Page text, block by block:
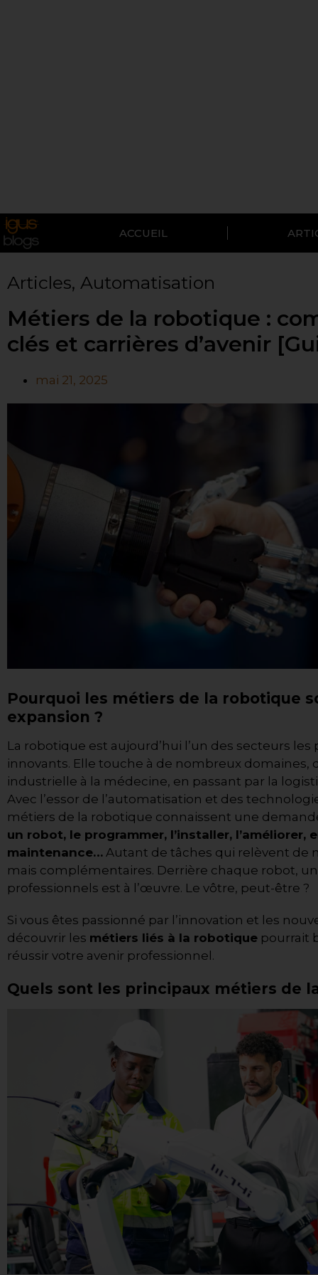
ACCUEIL
Articles, Automatisation
Métiers de la robotique :
clés et carrières d’avenir
mai 21, 2025
Pourquoi les métiers de la robotique
expansion ?
La robotique est aujourd’hui l’un des secteurs
innovants. Elle touche à de nombreux domaines,
industrielle à la médecine, en passant par la
Avec l’essor de l’automatisation et des
métiers de la robotique connaissent une
un robot, le programmer, l’installer, l’améliorer,
maintenance… Autant de tâches qui relèvent de
mais complémentaires. Derrière chaque robot,
professionnels est à l’œuvre. Le vôtre, peut-être ?
Si vous êtes passionné par l’innovation et les
découvrir les métiers liés à la robotique pourrait
réussir votre avenir professionnel.
Quels sont les principaux métiers de